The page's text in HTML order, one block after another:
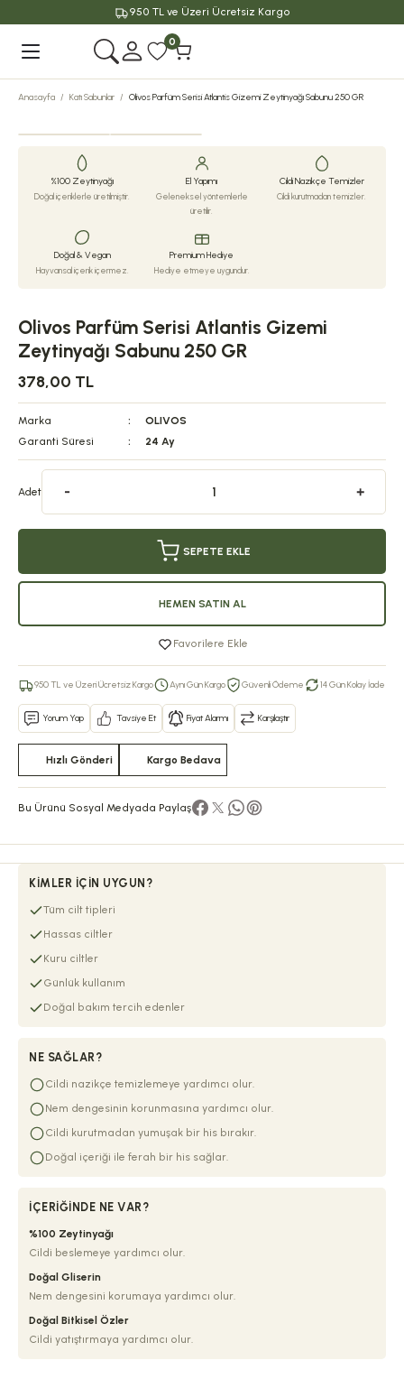
950 TL ve Üzeri Ücretsiz Kargo
Geri Dön
0
Anasayfa Katı Sabunlar Olivos Parfüm Serisi Atlantis Gizemi Zeytinyağı Sabunu 250 GR
%100 Zeytinyağı
Doğal içeriklerle üretilmiştir.
El Yapımı
Geleneksel yöntemlerle
üretilir.
Cildi Nazikçe Temizler
Cildi kurutmadan temizler.
Doğal & Vegan
Hayvansal içerik içermez.
Premium Hediye
Hediye etmeye uygundur.
Olivos Parfüm Serisi Atlantis Gizemi
Zeytinyağı Sabunu 250 GR
378,00 TL
Marka
OLIVOS
Garanti Süresi
24 Ay
Adet
SEPETE EKLE
HEMEN SATIN AL
Favorilere Ekle
950 TL ve Üzeri Ücretsiz Kargo Aynı Gün Kargo Güvenli Ödeme 14 Gün Kolay İade
Yorum Yap Tavsiye Et Fiyat Alarmı Karşılaştır
Hızlı Gönderi Kargo Bedava
Bu Ürünü Sosyal Medyada Paylaş
KIMLER İÇIN UYGUN?
Tüm cilt tipleri
Hassas ciltler
Kuru ciltler
Günlük kullanım
Doğal bakım tercih edenler
NE SAĞLAR?
Cildi nazikçe temizlemeye yardımcı olur.
Nem dengesinin korunmasına yardımcı olur.
Cildi kurutmadan yumuşak bir his bırakır.
Doğal içeriği ile ferah bir his sağlar.
İÇERIĞINDE NE VAR?
%100 Zeytinyağı
Cildi beslemeye yardımcı olur.
Doğal Gliserin
Nem dengesini korumaya yardımcı olur.
Doğal Bitkisel Özler
Cildi yatıştırmaya yardımcı olur.